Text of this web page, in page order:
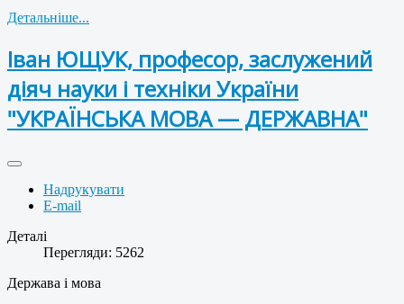
Детальніше...
Іван ЮЩУК, професор, заслужений
діяч науки і техніки України
"УКРАЇНСЬКА МОВА — ДЕРЖАВНА"
Надрукувати
E-mail
Деталі
Перегляди: 5262
Держава і мова